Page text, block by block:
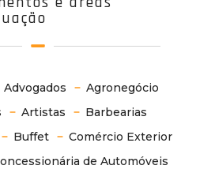
Advogados
Agronegócio
Artistas
Barbearias
Buffet
Comércio Exterior
de Automóveis